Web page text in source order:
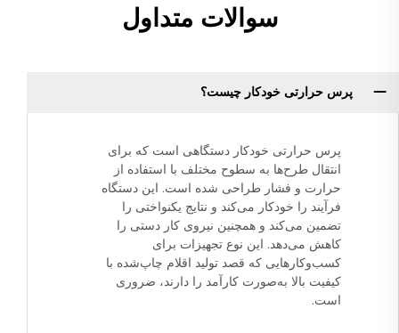
سوالات متداول
پرس حرارتی خودکار چیست؟
پرس حرارتی خودکار دستگاهی است که برای
انتقال طرح‌ها به سطوح مختلف با استفاده از
حرارت و فشار طراحی شده است. این دستگاه
فرآیند را خودکار می‌کند و نتایج یکنواختی را
تضمین می‌کند و همچنین نیروی کار دستی را
کاهش می‌دهد. این نوع تجهیزات برای
کسب‌وکارهایی که قصد تولید اقلام چاپ‌شده با
کیفیت بالا به‌صورت کارآمد را دارند، ضروری
است.